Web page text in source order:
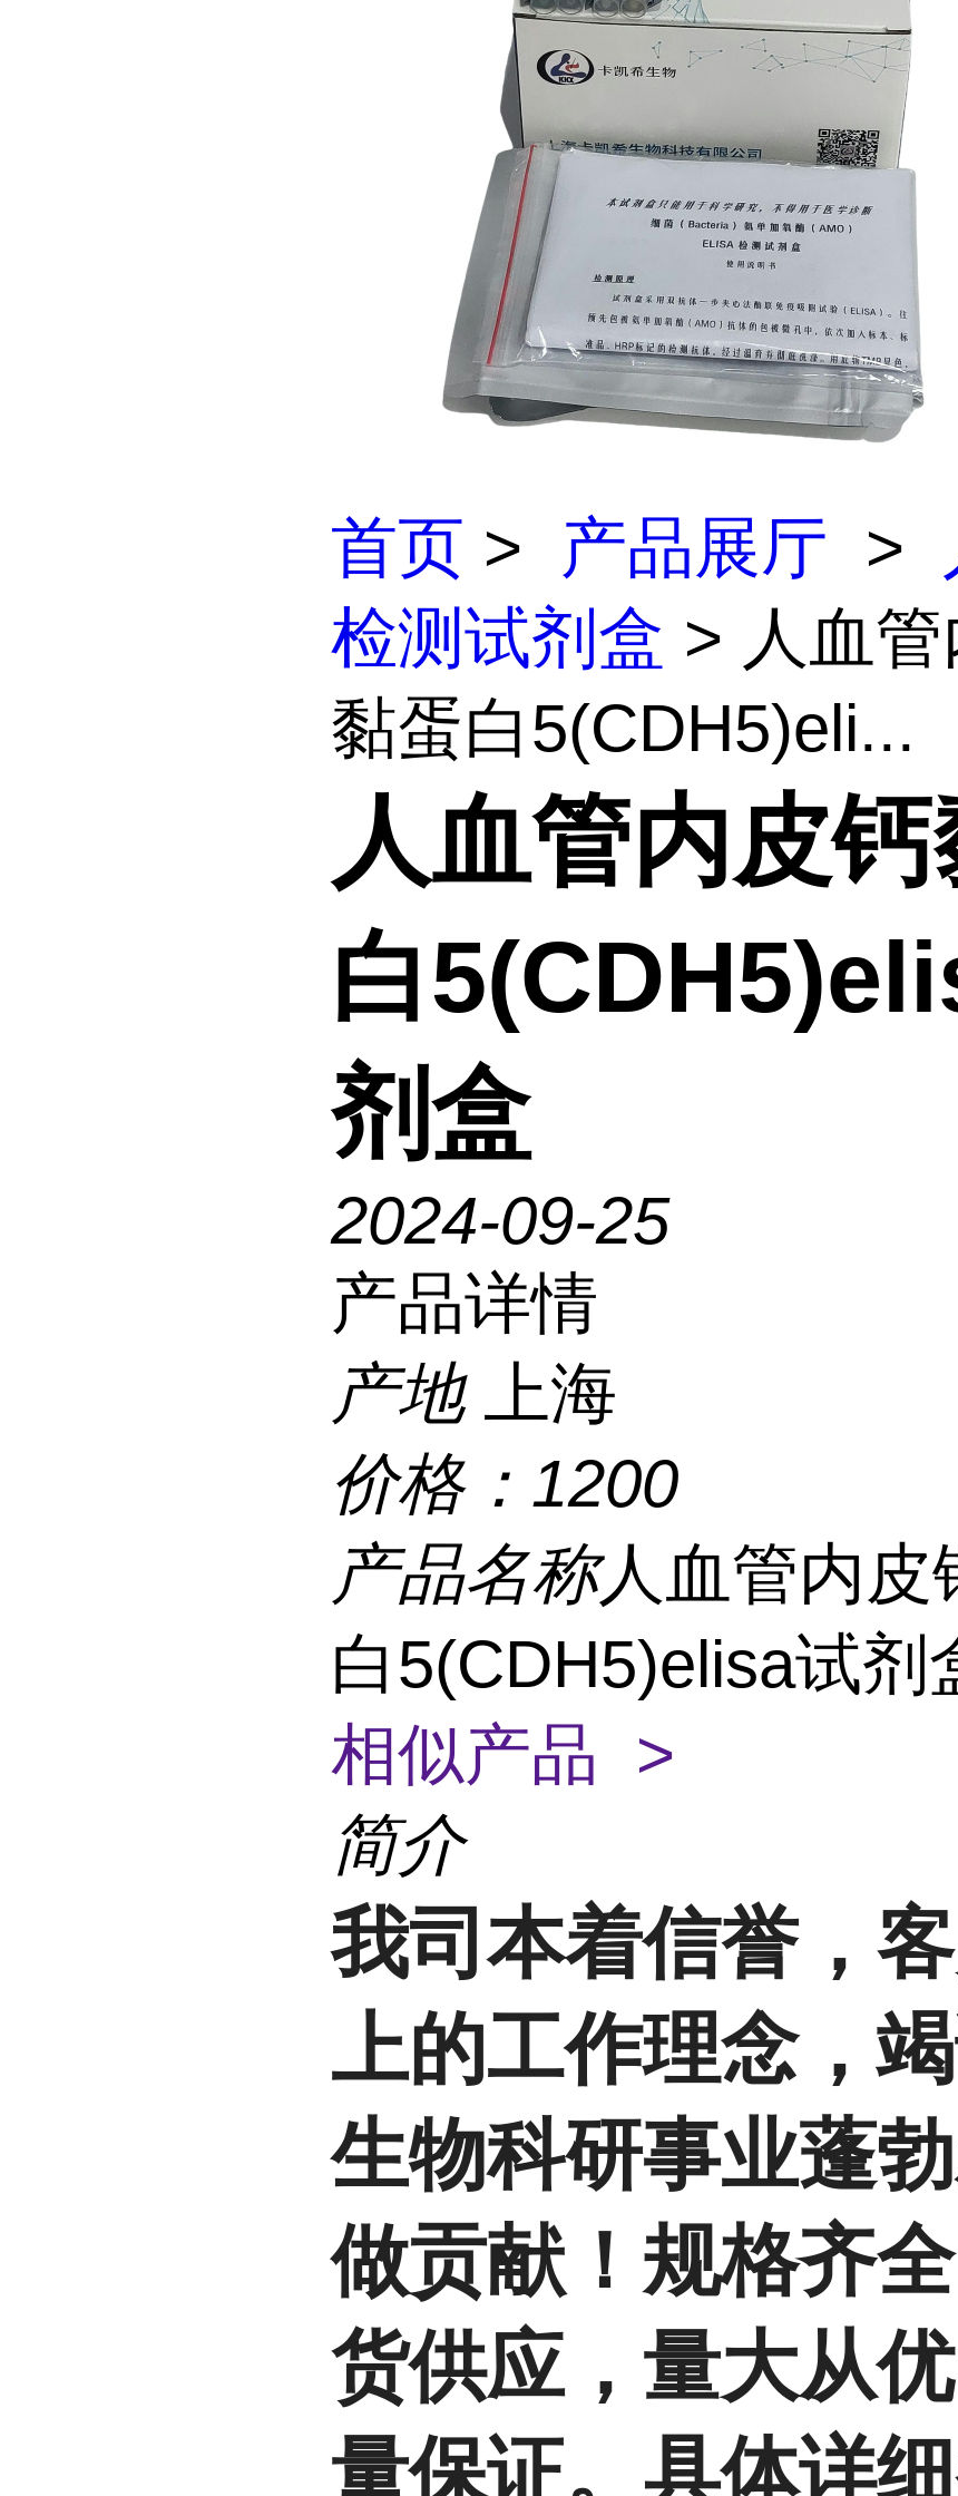
首页 > 产品展厅 >
检测试剂盒 > 人血
黏蛋白5(CDH5)eli...
人血管内皮
白
剂盒
2024-09-25
产品详情
产地 上海
价格： 1200
产品名称人血管内皮
白5(CDH5)elisa试剂
相似产品 >
简介
我司本着信誉，
上的工作理念，
生物科研事业蓬
做贡献！规格齐
货供应，量大从
量保证。具体详